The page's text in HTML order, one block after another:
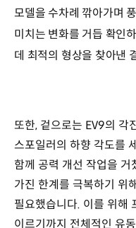
모델을 수차례 깎아가며
미치는 변화를 거듭 확인
데 최적의 형상을 찾아낸
또한, 겉으로는 EV9의 각
스포일러의 하향 각도를
함께 공력 개선 작업을 거
가진 한계를 극복하기 위
필요했습니다. 이를 위해
이르기까지 전체적인 유